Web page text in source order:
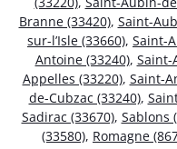
Branne (33420), Saint-
sur-l’Isle (33660), Saint-
Antoine (33240), Saint-
Appelles (33220), Saint-
de-Cubzac (33240),
Sadirac (33670), Sablons
(33580), Romagne